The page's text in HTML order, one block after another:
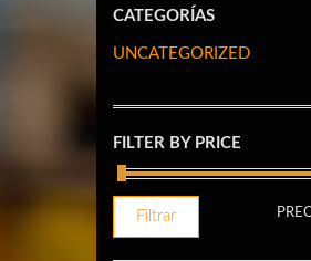
CATEGORÍAS
UNCATEGORIZED
FILTER BY PRICE
Filtrar